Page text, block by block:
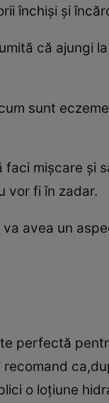
închişi şi
că ajungi
sunt
mişcare şi
vor fi în zadar.
avea un
perfectă
o loţiune